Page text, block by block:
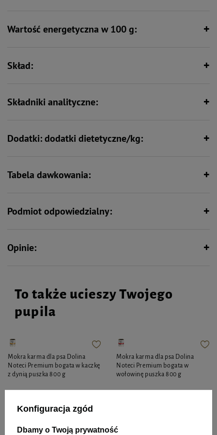
Zawiera zestaw witamin i składników
mineralnych
Wartość energetyczna w 100 g:
Skład:
Składniki analityczne:
Dodatki: dodatki dietetyczne/kg:
Tabela dawkowania:
Podmiot odpowiedzialny:
Opinie:
To także ucieszy Twojego
pupila
Mokra karma dla psa Dolina
Noteci Premium bogata w kaczkę
z dynią puszka 800 g
12,35 zł 15,44 zł / kg
Mokra karma dla psa Dolina
Noteci Premium bogata w
wołowinę puszka 800 g
12,35 zł
Konfiguracja zgód
Dbamy o Twoją prywatność